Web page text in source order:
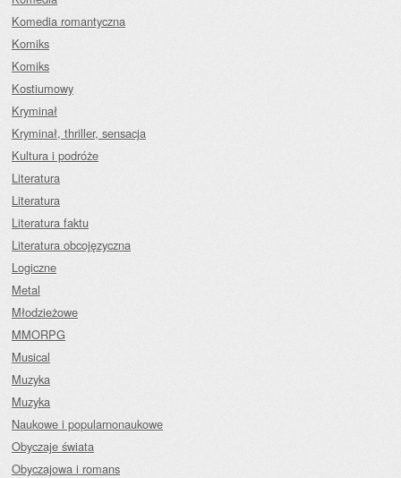
Komedia romantyczna
Komiks
Komiks
Kostiumowy
Kryminał
Kryminał, thriller, sensacja
Kultura i podróże
Literatura
Literatura
Literatura faktu
Literatura obcojęzyczna
Logiczne
Metal
Młodzieżowe
MMORPG
Musical
Muzyka
Muzyka
Naukowe i popularnonaukowe
Obyczaje świata
Obyczajowa i romans